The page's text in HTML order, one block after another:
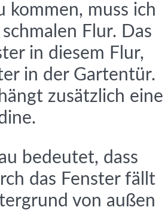
kommen, muss ich
Flur. Das
in diesem Flur,
in der Gartentür.
zusätzlich eine
bedeutet, dass
das Fenster fällt
von außen